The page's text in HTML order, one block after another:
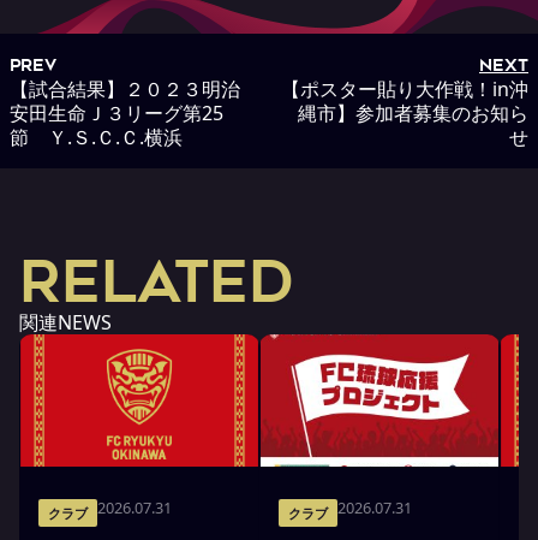
PREV
【試合結果】２０２３明治
安田生命Ｊ３リーグ第25
節 Ｙ.Ｓ.Ｃ.Ｃ.横浜
NEXT
【ポスター貼り大作戦！in沖
縄市】参加者募集のお知ら
せ
RELATED
関連NEWS
クラブ 2026.07.31 クラブ 2026.07.31